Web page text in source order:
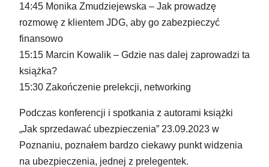
14:45 Monika Zmudziejewska – Jak prowadzę
rozmowę z klientem JDG, aby go zabezpieczyć
finansowo
15:15 Marcin Kowalik – Gdzie nas dalej zaprowadzi ta
książka?
15:30 Zakończenie prelekcji, networking
Podczas konferencji i spotkania z autorami książki
„Jak sprzedawać ubezpieczenia” 23.09.2023 w
Poznaniu, poznałem bardzo ciekawy punkt widzenia
na ubezpieczenia, jednej z prelegentek.